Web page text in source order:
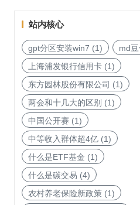
站内核心
gpt分区安装win7 (1) md
上海浦发银行信用卡(1)
东方园林股份有限公司 (1)
两会和十几大的区别 (1)
中国公开赛(1)
中等收入群体超4亿(1)
什么是ETF基金 (1)
什么是碳交易 (4)
农村养老保险新政策(1)